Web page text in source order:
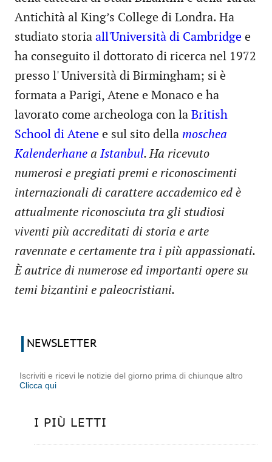
Antichità al King’s College di Londra. Ha
studiato storia all'Università di Cambridge e
ha conseguito il dottorato di ricerca nel 1972
presso l' Università di Birmingham; si è
formata a Parigi, Atene e Monaco e ha
lavorato come archeologa con la British
School di Atene e sul sito della moschea
Kalenderhane a Istanbul. Ha ricevuto
numerosi e pregiati premi e riconoscimenti
internazionali di carattere accademico ed è
attualmente riconosciuta tra gli studiosi
viventi più accreditati di storia e arte
ravennate e certamente tra i più appassionati.
È autrice di numerose ed importanti opere su
temi bizantini e paleocristiani.
NEWSLETTER
Iscriviti e ricevi le notizie del giorno prima di chiunque altro
Clicca qui
I PIÙ LETTI